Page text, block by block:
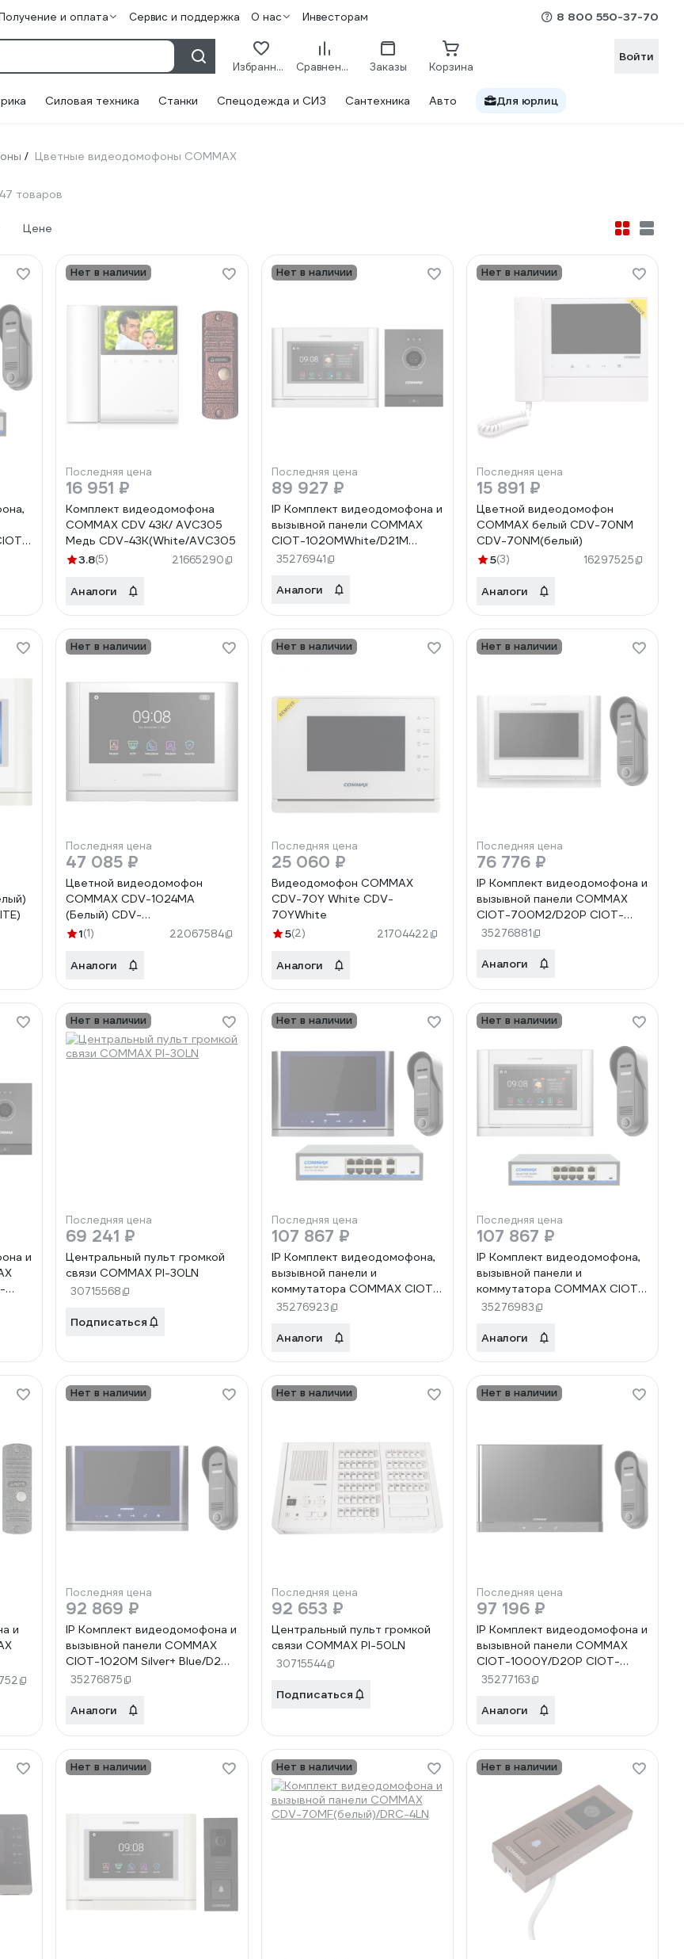
и оплата Сервис и поддержка О нас Инвесторам 8 800 550-37-70
Избранное Сравнение Заказы Корзина
Войти
Силовая техника Станки Спецодежда и СИЗ Сантехника Авто Для юрлиц
/ Цветные видеодомофоны COMMAX
товаров
Цене
Нет в наличии
Последняя цена
16 951 ₽
Комплект видеодомофона
COMMAX CDV 43K/ AVC305
Медь CDV-43K(White/AVC305
3.8(5) 21665290
Аналоги
Нет в наличии
Последняя цена
89 927 ₽
IP Комплект видеодомофона и
вызывной панели COMMAX
CIOT-1020MWhite/D21M
CIOT-1020MWhite/CIOT-D21M
35276941
Аналоги
Нет в наличии
Последняя цена
15 891 ₽
Цветной видеодомофон
COMMAX белый CDV-70NM
CDV-70NM(белый)
5(3) 16297525
Аналоги
Нет в наличии
Последняя цена
47 085 ₽
Цветной видеодомофон
COMMAX CDV-1024MA
(Белый) CDV-
1024MA(METALO-WHITE)
1(1) 22067584
Аналоги
Нет в наличии
Последняя цена
25 060 ₽
Видеодомофон COMMAX
CDV-70Y White CDV-
70YWhite
5(2) 21704422
Аналоги
Нет в наличии
Последняя цена
76 776 ₽
IP Комплект видеодомофона и
вызывной панели COMMAX
CIOT-700M2/D20P CIOT-
700M2/CIOT-D20P
35276881
Аналоги
и
Нет в наличии
Последняя цена
69 241 ₽
Центральный пульт громкой
связи COMMAX PI-30LN
30715568
Подписаться
Нет в наличии
Последняя цена
107 867 ₽
IP Комплект видеодомофона,
вызывной панели и
коммутатора COMMAX CIOT-
1020MSilver+Blue/D20P/H8L2
D20P/CIOT-H8L2
35276923
Аналоги
Нет в наличии
Последняя цена
107 867 ₽
IP Комплект видеодомофона,
вызывной панели и
коммутатора COMMAX CIOT-
1020MWhite/D20P/H8L2
D20P/CIOT-H8L2
35276983
Аналоги
и
AVC305S
Нет в наличии
Последняя цена
92 869 ₽
IP Комплект видеодомофона и
вызывной панели COMMAX
CIOT-1020M Silver+ Blue/D20P
CIOT-1020MSilver+Blue/CIOT-
35276875
Аналоги
Нет в наличии
Последняя цена
92 653 ₽
Центральный пульт громкой
связи COMMAX PI-50LN
30715544
Подписаться
Нет в наличии
Последняя цена
97 196 ₽
IP Комплект видеодомофона и
вызывной панели COMMAX
CIOT-1000Y/D20P CIOT-
1000Y/CIOT-D20P
35277163
Аналоги
Нет в наличии Нет в наличии Нет в наличии